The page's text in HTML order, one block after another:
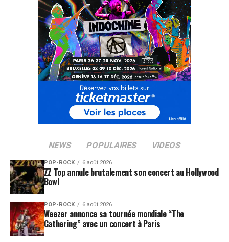
NEWS POPULAIRES VIDEOS
POP-ROCK 6 août 2026
ZZ Top annule brutalement son concert au Hollywood
Bowl
POP-ROCK 6 août 2026
Weezer annonce sa tournée mondiale “The
Gathering” avec un concert à Paris